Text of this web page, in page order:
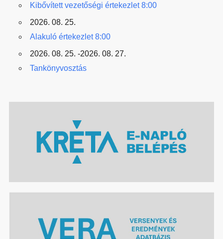
Kibővített vezetőségi értekezlet 8:00
2026. 08. 25.
Alakuló értekezlet 8:00
2026. 08. 25. -2026. 08. 27.
Tankönyvosztás